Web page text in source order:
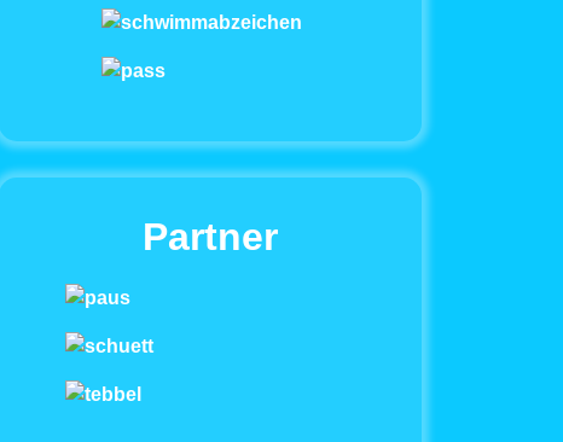
Partner